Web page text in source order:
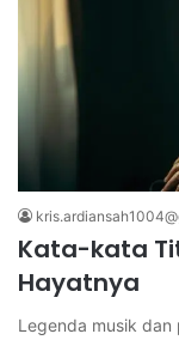
Kata-kata
Hayatnya
Legenda musik dan